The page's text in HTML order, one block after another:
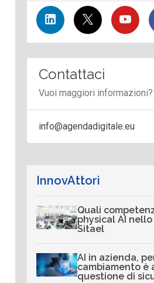
Contattaci
Vuoi maggiori informazioni?
info@agendadigitale.eu
InnovAttori
Quali
physical AI
Sitael
AI in azienda,
cambiamento è
questione di